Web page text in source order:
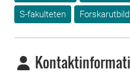
S-fakulteten